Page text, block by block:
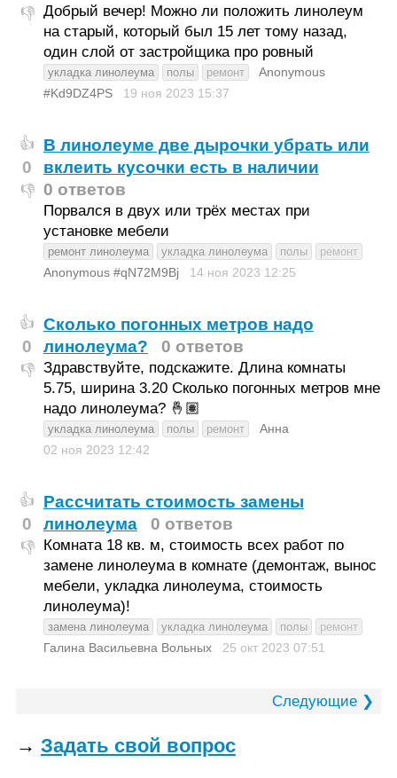
👎 Добрый вечер! Можно ли положить линолеум
на старый, который был 15 лет тому назад,
один слой от застройщика про ровный
укладка линолеума полы ремонт
Anonymous
#Kd9DZ4PS
19 ноя 2023 15:37
👍
0
👎
В линолеуме две дырочки убрать или
вклеить кусочки есть в наличии
0 ответов
Порвался в двух или трёх местах при
установке мебели
ремонт линолеума укладка линолеума полы ремонт
Anonymous #qN72M9Bj 14 ноя 2023 12:25
👍
0
👎
Сколько погонных метров надо
линолеума?
0 ответов
Здравствуйте, подскажите. Длина комнаты
5.75, ширина 3.20 Сколько погонных метров мне
надо линолеума? 🤞🏽
укладка линолеума полы ремонт
Анна
02 ноя 2023 12:42
👍
0
👎
Рассчитать стоимость замены
линолеума
0 ответов
Комната 18 кв. м, стоимость всех работ по
замене линолеума в комнате (демонтаж, вынос
мебели, укладка линолеума, стоимость
линолеума)!
замена линолеума укладка линолеума полы ремонт
Галина Васильевна Вольных 25 окт 2023 07:51
Следующие ❯
→ Задать свой вопрос